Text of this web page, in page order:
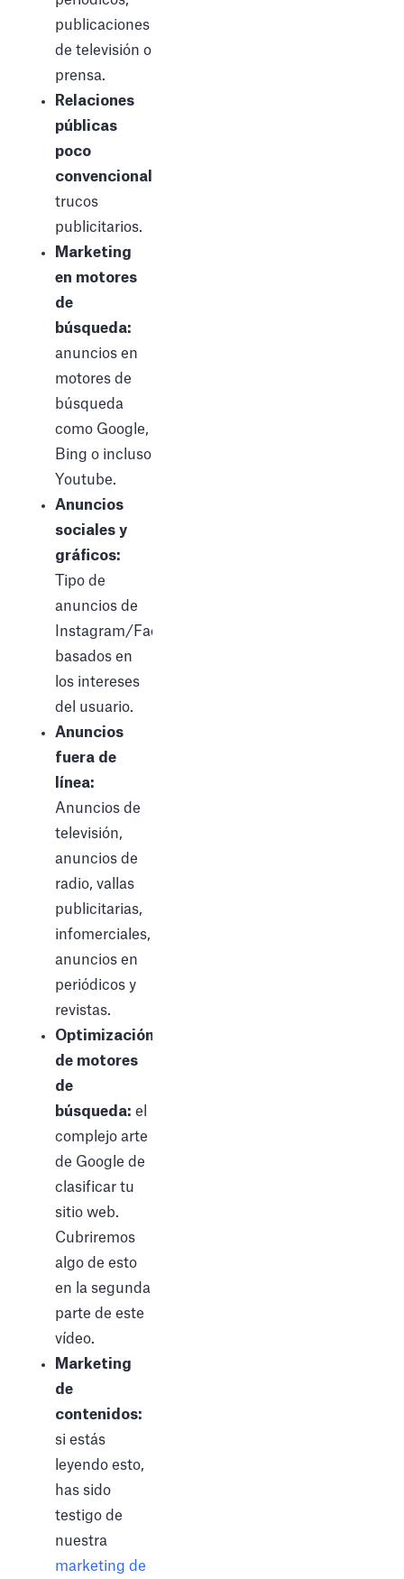
publicaciones
de televisión o
prensa.
Relaciones
públicas
poco
convencionales:
trucos
publicitarios.
Marketing
en motores
de
búsqueda:
anuncios en
motores de
búsqueda
como Google,
Bing o incluso
Youtube.
Anuncios
sociales y
gráficos:
Tipo de
anuncios de
Instagram/Facebook/Twitter:
basados en
los intereses
del usuario.
Anuncios
fuera de
línea:
Anuncios de
televisión,
anuncios de
radio, vallas
publicitarias,
infomerciales,
anuncios en
periódicos y
revistas.
Optimización
de motores
de
búsqueda: el
complejo arte
de Google de
clasificar tu
sitio web.
Cubriremos
algo de esto
en la segunda
parte de este
vídeo.
Marketing
de
contenidos:
si estás
leyendo esto,
has sido
testigo de
nuestra
marketing de